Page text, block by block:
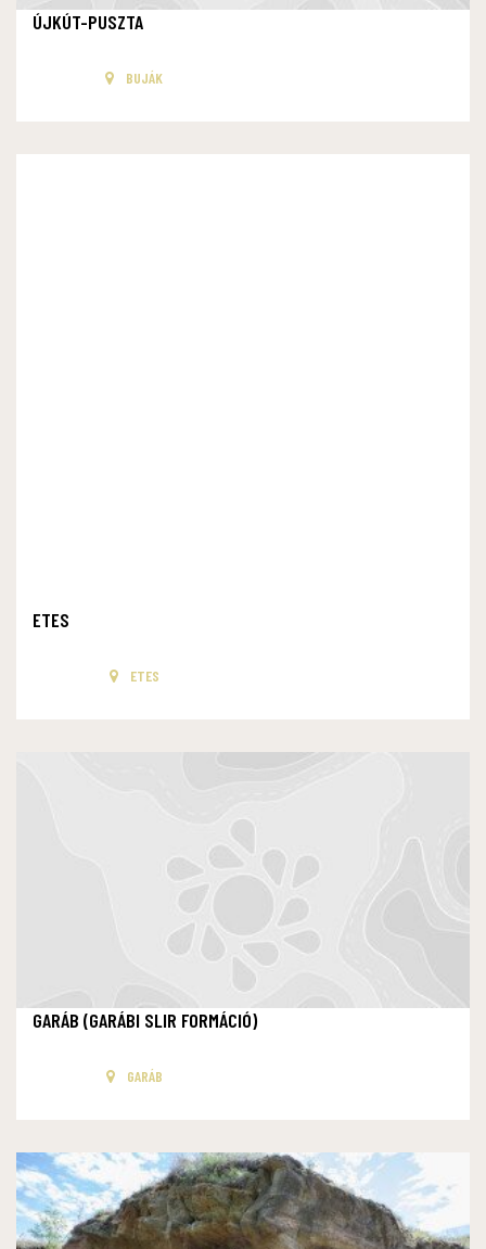
ÚJKÚT-PUSZTA
BUJÁK
ETES
ETES
GARÁB (GARÁBI SLIR FORMÁCIÓ)
GARÁB